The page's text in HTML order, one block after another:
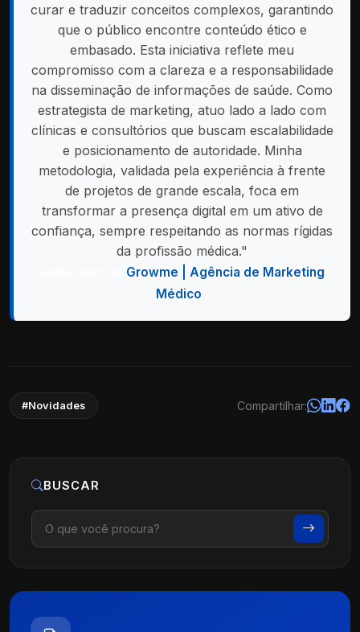
curar e traduzir conceitos complexos, garantindo
que o público encontre conteúdo ético e
embasado. Esta iniciativa reflete meu
compromisso com a clareza e a responsabilidade
na disseminação de informações de saúde. Como
estrategista de marketing, atuo lado a lado com
clínicas e consultórios que buscam escalabilidade
e posicionamento de autoridade. Minha
metodologia, validada pela experiência à frente
de projetos de grande escala, foca em
transformar a presença digital em um ativo de
confiança, sempre respeitando as normas rígidas
da profissão médica."
Growme | Agência de Marketing
Médico
#Novidades Compartilhar:
BUSCAR